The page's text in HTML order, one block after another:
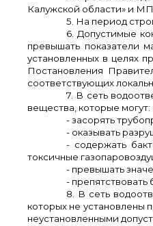
Калужской области» и МП
5. На период
6. Допустимые
превышать показатели
установленных в
Постановления
соответствующих
7. В сеть
вещества, которые могут:
- засорять
- оказывать
- содержать
токсичные
- превышать
- препятствовать
8. В сеть
которых не установлены
неустановленными